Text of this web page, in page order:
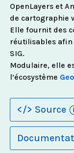
OpenLayers et
de cartographie
Elle fournit des
réutilisables
SIG.
Modulaire, elle
l’écosystème
</> Source